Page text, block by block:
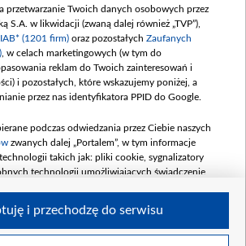
48 862 000,00 PLN
umowy: GRUDZIEŃ 2025
60,548 mln)
900 000 000,00 PLN
umowy: LUTY 2026 (wpłata
mln, 7 maja 180 mln, 8
mln)
250 000 000,00 PLN
250 mln
przetwarzanie Twoich danych osobowych przez
S.A. w likwidacji (zwaną dalej również „TVP”),
(1201 firm) oraz pozostałych Zaufanych
, w celach marketingowych (w tym do
reklam do Twoich zainteresowań i
i pozostałych, które wskazujemy poniżej, a
przez nas identyfikatora PPID do Google.
podczas odwiedzania przez Ciebie naszych
zwanych dalej „Portalem”, w tym informacje
takich jak: pliki cookie, sygnalizatory
technologii umożliwiających świadczenie
i przechodzę do serwisu